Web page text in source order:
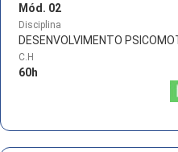
Mód. 02
Disciplina
DESENVOLVIMENTO
C.H
60h